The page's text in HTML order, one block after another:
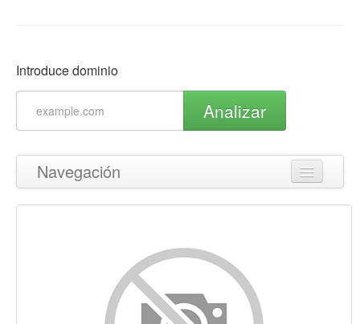
Introduce dominio
Analizar
Navegación
Volver arriba
Palabras Claves (Keywords)